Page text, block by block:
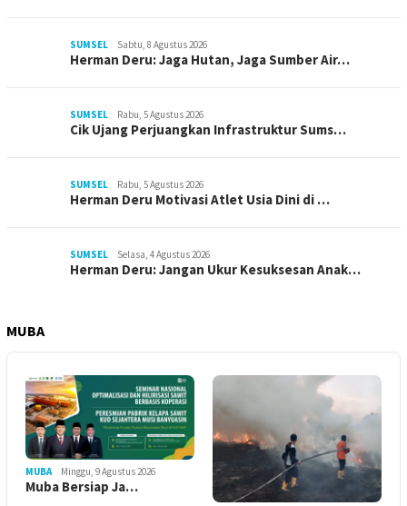
SUMSEL Sabtu, 8 Agustus 2026
Herman Deru: Jaga Hutan, Jaga Sumber Air…
SUMSEL Rabu, 5 Agustus 2026
Cik Ujang Perjuangkan Infrastruktur Sums…
SUMSEL Rabu, 5 Agustus 2026
Herman Deru Motivasi Atlet Usia Dini di …
SUMSEL Selasa, 4 Agustus 2026
Herman Deru: Jangan Ukur Kesuksesan Anak…
MUBA
MUBA Minggu, 9 Agustus 2026
Muba Bersiap Ja…